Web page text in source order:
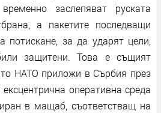
заслепяват руската
а пакетите последващи
потискане, за да ударят цели,
защитени. Това е същият
НАТО приложи в Сърбия през
оперативна среда
в мащаб, съответстващ на